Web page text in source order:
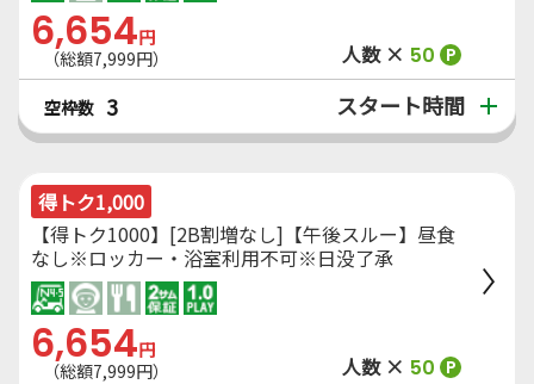
6,654円
（総額7,999円）
人数 × 50 P
空枠数 3 スタート時間
得トク1,000
【得トク1000】[2B割増なし]【午後スルー】昼食
なし※ロッカー・浴室利用不可※日没了承
6,654円
（総額7,999円）
人数 × 50 P